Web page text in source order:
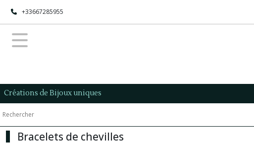
+33667285955
Créations de Bijoux uniques
Bracelets de chevilles
Fermer
FILTRES
Afficher
les
résultats